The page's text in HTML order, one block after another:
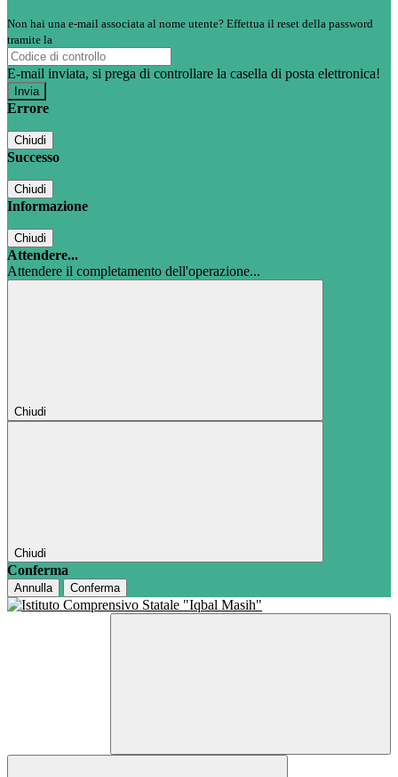
Non hai una e-mail associata al nome utente? Effettua il reset della password
tramite la
E-mail inviata, si prega di controllare la casella di posta elettronica!
Errore
Chiudi
Successo
Chiudi
Informazione
Chiudi
Attendere...
Attendere il completamento dell'operazione...
Chiudi
Chiudi
Conferma
Annulla Conferma